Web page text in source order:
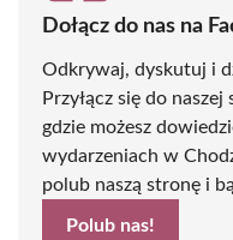
Dołącz do nas na
Odkrywaj, dyskutuj i
Przyłącz się do
gdzie możesz
wydarzeniach w
polub naszą stronę i
Polub nas!